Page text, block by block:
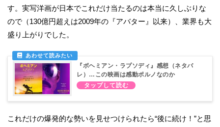
す。実写洋画が日本でこれだけ当たるのは本当に久しぶりな
ので（130億円超えは2009年の『アバター』以来）、業界も大
盛り上がりでした。
『ボヘミアン・ラプソディ』感想（ネタバ
レ）…この映画は感動ポルノなのか
これだけの爆発的な勢いを見せつけられたら“後に続け！”と思